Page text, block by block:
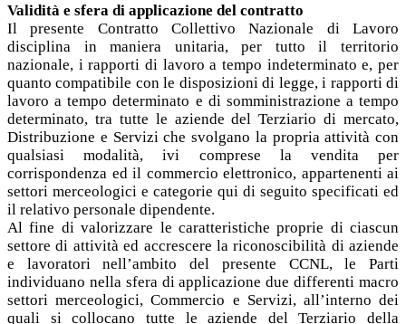
Validità e sfera di applicazione del contratto
Il presente Contratto Collettivo Nazionale di Lavoro
disciplina in maniera unitaria, per tutto il territorio
nazionale, i rapporti di lavoro a tempo indeterminato e, per
quanto compatibile con le disposizioni di legge, i rapporti di
lavoro a tempo determinato e di somministrazione a tempo
determinato, tra tutte le aziende del Terziario di mercato,
Distribuzione e Servizi che svolgano la propria attività con
qualsiasi modalità, ivi comprese la vendita per
corrispondenza ed il commercio elettronico, appartenenti ai
settori merceologici e categorie qui di seguito specificati ed
il relativo personale dipendente.
Al fine di valorizzare le caratteristiche proprie di ciascun
settore di attività ed accrescere la riconoscibilità di aziende
e lavoratori nell’ambito del presente CCNL, le Parti
individuano nella sfera di applicazione due differenti macro
settori merceologici, Commercio e Servizi, all’interno dei
quali si collocano tutte le aziende del Terziario della